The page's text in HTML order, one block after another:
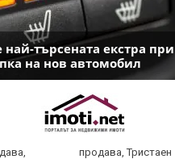
най-търсената екстра при
на нов автомобил
продава, Тристаен